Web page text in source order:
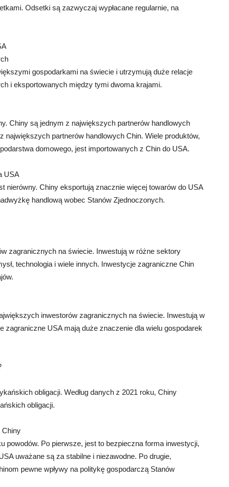
Odsetki są zazwyczaj wypłacane regularnie, na
gospodarkami na świecie i utrzymują duże relacje
i eksportowanych między tymi dwoma krajami.
Chiny są jednym z największych partnerów handlowych
największych partnerów handlowych Chin. Wiele produktów,
domowego, jest importowanych z Chin do USA.
USA
nierówny. Chiny eksportują znacznie więcej towarów do USA
handlową wobec Stanów Zjednoczonych.
zagranicznych na świecie. Inwestują w różne sektory
technologia i wiele innych. Inwestycje zagraniczne Chin
inwestorów zagranicznych na świecie. Inwestują w
zagraniczne USA mają duże znaczenie dla wielu gospodarek
obligacji. Według danych z 2021 roku, Chiny
obligacji.
Chiny
powodów. Po pierwsze, jest to bezpieczna forma inwestycji,
uważane są za stabilne i niezawodne. Po drugie,
pewne wpływy na politykę gospodarczą Stanów